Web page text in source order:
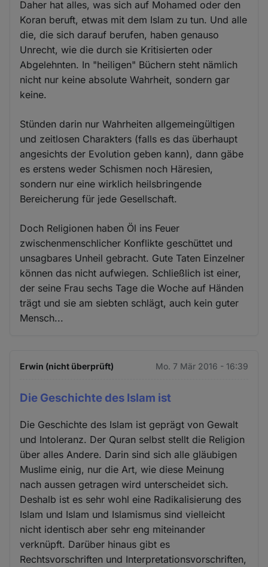
Daher hat alles, was sich auf Mohamed oder den
Koran beruft, etwas mit dem Islam zu tun. Und alle
die, die sich darauf berufen, haben genauso
Unrecht, wie die durch sie Kritisierten oder
Abgelehnten. In "heiligen" Büchern steht nämlich
nicht nur keine absolute Wahrheit, sondern gar
keine.
Stünden darin nur Wahrheiten allgemeingültigen
und zeitlosen Charakters (falls es das überhaupt
angesichts der Evolution geben kann), dann gäbe
es erstens weder Schismen noch Häresien,
sondern nur eine wirklich heilsbringende
Bereicherung für jede Gesellschaft.
Doch Religionen haben Öl ins Feuer
zwischenmenschlicher Konflikte geschüttet und
unsagbares Unheil gebracht. Gute Taten Einzelner
können das nicht aufwiegen. Schließlich ist einer,
der seine Frau sechs Tage die Woche auf Händen
trägt und sie am siebten schlägt, auch kein guter
Mensch...
Erwin (nicht überprüft) Mo. 7 Mär 2016 - 16:39
Die Geschichte des Islam ist
Die Geschichte des Islam ist geprägt von Gewalt
und Intoleranz. Der Quran selbst stellt die Religion
über alles Andere. Darin sind sich alle gläubigen
Muslime einig, nur die Art, wie diese Meinung
nach aussen getragen wird unterscheidet sich.
Deshalb ist es sehr wohl eine Radikalisierung des
Islam und Islam und Islamismus sind vielleicht
nicht identisch aber sehr eng miteinander
verknüpft. Darüber hinaus gibt es
Rechtsvorschriften und Interpretationsvorschriften,